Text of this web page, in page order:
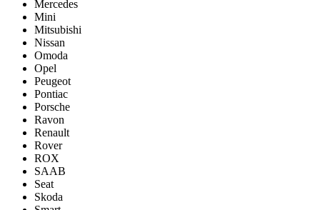
Mercedes
Mini
Mitsubishi
Nissan
Omoda
Opel
Peugeot
Pontiac
Porsсhe
Ravon
Renault
Rover
ROX
SAAB
Seat
Skoda